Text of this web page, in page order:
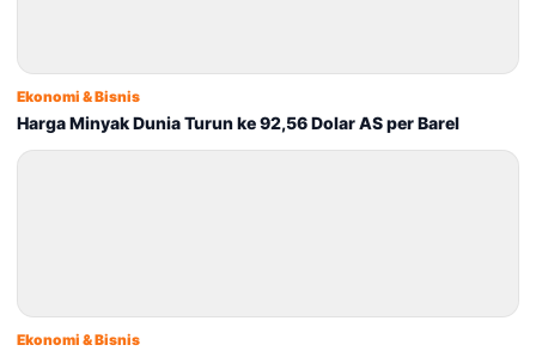
Ekonomi & Bisnis
Harga Minyak Dunia Turun ke 92,56 Dolar AS per Barel
Ekonomi & Bisnis